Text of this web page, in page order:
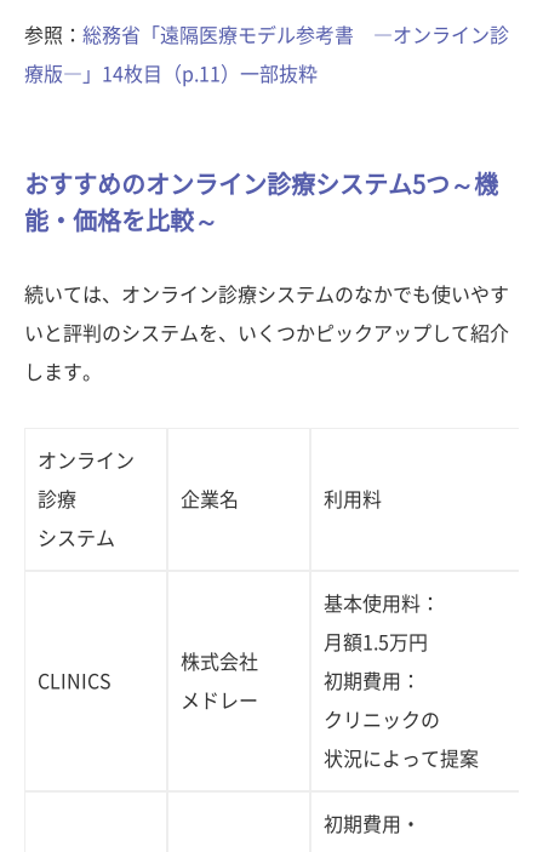
参照： 総務省「遠隔医療モデル参考書 ―オンライン診
療版―」14枚目（p.11）一部抜粋
おすすめのオンライン診療システム5つ～機
能・価格を比較～
続いては、オンライン診療システムのなかでも使いやす
いと評判のシステムを、いくつかピックアップして紹介
します。
オンライン
診療
システム
企業名 利用料
CLINICS
株式会社
メドレー
基本使用料：
月額1.5万円
初期費用：
クリニックの
状況によって提案
初期費用・